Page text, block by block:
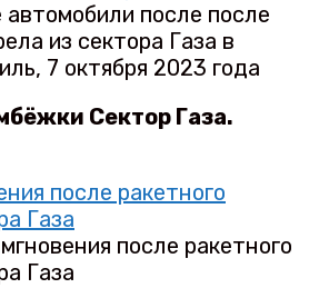
после после
из сектора Газа в
7 октября 2023 года
Сектор Газа.
после ракетного
Газа